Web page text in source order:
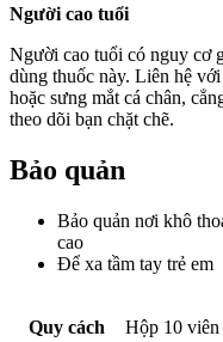
Người cao tuổi
Người cao tuổi có nguy cơ
dùng thuốc này. Liên hệ
hoặc sưng mắt cá chân,
theo dõi bạn chặt chẽ.
Bảo quản
Bảo quản nơi khô
cao
Để xa tầm tay trẻ em
Quy cách Hộp 10 viên